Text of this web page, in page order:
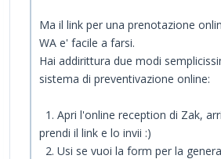
Ma il link per una prenotazione
WA e' facile a farsi.
Hai addirittura due modi
sistema di preventivazione online:
1. Apri l'online reception di Zak,
prendi il link e lo invii :)
2. Usi se vuoi la form per la